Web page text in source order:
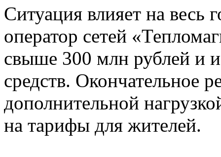
Ситуация влияет на
оператор сетей
свыше 300 млн рублей и
средств. Окончательное
дополнительной
на тарифы для жителей.